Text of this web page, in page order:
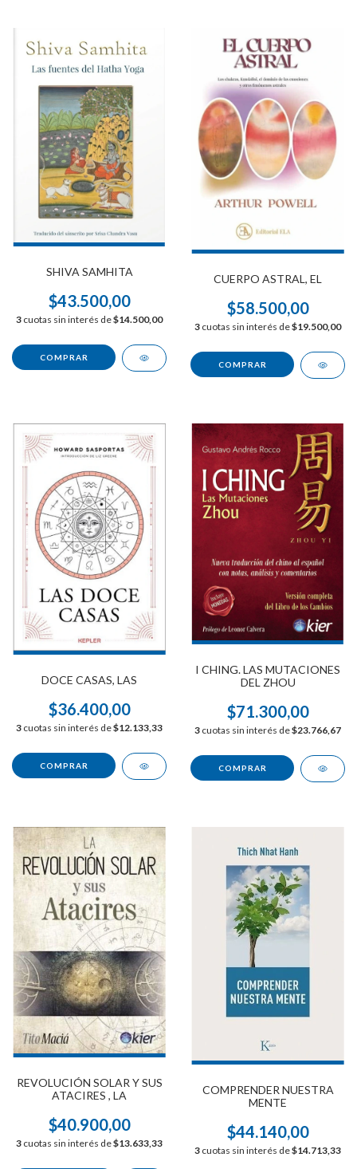
SHIVA SAMHITA
$43.500,00
3 cuotas sin interés de$14.500,00
CUERPO ASTRAL, EL
$58.500,00
3 cuotas sin interés de$19.500,00
DOCE CASAS, LAS
$36.400,00
3 cuotas sin interés de$12.133,33
I CHING. LAS MUTACIONES
DEL ZHOU
$71.300,00
3 cuotas sin interés de$23.766,67
REVOLUCIÓN SOLAR Y SUS
ATACIRES , LA
$40.900,00
3 cuotas sin interés de$13.633,33
COMPRENDER NUESTRA
MENTE
$44.140,00
3 cuotas sin interés de$14.713,33